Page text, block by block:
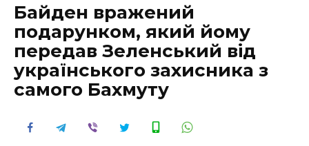
Бaйдeн вражений
подарунком, який йому
передав Зеленський вiд
yкpaїнcькoгo зaxиcникa з
самого Бaxмyту